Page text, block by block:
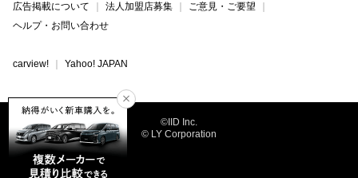
広告掲載について
法人加盟店募集
ご意見・ご要望
ヘルプ・お問い合わせ
carview! Yahoo! JAPAN
©IID Inc.
© LY Corporation